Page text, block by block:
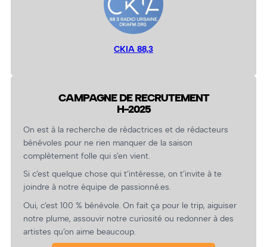
CKIA 88,3
CAMPAGNE DE RECRUTEMENT
H-2025
On est à la recherche de rédactrices et de rédacteurs
bénévoles pour ne rien manquer de la saison
complètement folle qui s’en vient.
Si c’est quelque chose qui t’intéresse, on t’invite à te
joindre à notre équipe de passionné.es.
Oui, c’est 100 % bénévole. On fait ça pour le trip, aiguiser
notre plume, assouvir notre curiosité ou redonner à des
artistes qu’on aime beaucoup.